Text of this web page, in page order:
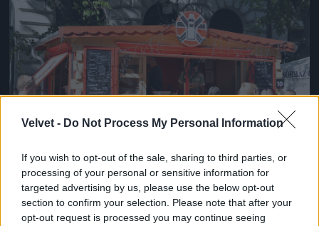
Velvet - Do Not Process My Personal Information
If you wish to opt-out of the sale, sharing to third parties, or
processing of your personal or sensitive information for
targeted advertising by us, please use the below opt-out
section to confirm your selection. Please note that after your
opt-out request is processed you may continue seeing
Fotó: Varga Dóra / Velvet